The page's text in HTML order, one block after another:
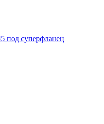
под суперфланец